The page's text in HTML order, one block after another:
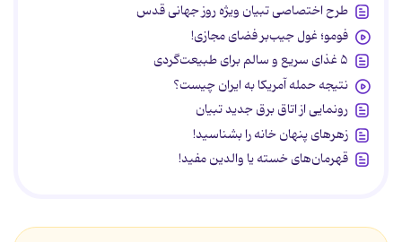
طرح اختصاصی تبیان ویژه روز جهانی قدس
فومو؛ غول جیب‌بر فضای مجازی!
۵ غذای سریع و سالم برای طبیعت‌گردی
نتیجه حمله آمریکا به ایران چیست؟
رونمایی از اتاق برق جدید تبیان
زهرهای پنهان خانه را بشناسید!
قهرمان‌های خسته یا والدین مفید!